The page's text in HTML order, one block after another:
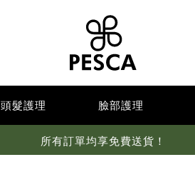
頭髮護理 臉部護理
所有訂單均享免費送貨！